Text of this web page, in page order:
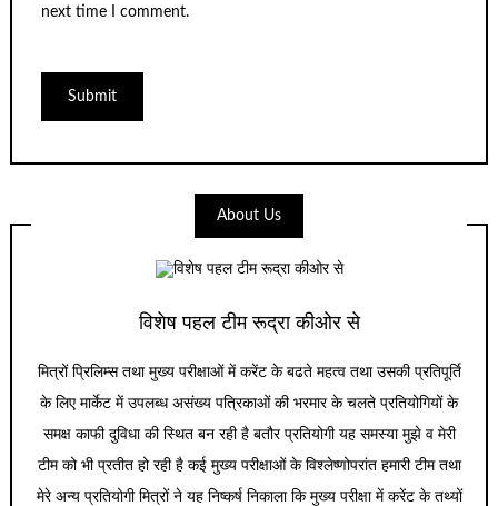
next time I comment.
About Us
विशेष पहल टीम रूद्रा कीओर से
मित्रों प्रिलिम्स तथा मुख्य परीक्षाओं में करेंट के बढते महत्व तथा उसकी प्रतिपूर्ति
के लिए मार्केट में उपलब्ध असंख्य पत्रिकाओं की भरमार के चलते प्रतियोगियों के
समक्ष काफी दुविधा की स्थित बन रही है बतौर प्रतियोगी यह समस्या मुझे व मेरी
टीम को भी प्रतीत हो रही है कई मुख्य परीक्षाओं के विश्लेष्णोपरांत हमारी टीम तथा
मेरे अन्य प्रतियोगी मित्रों ने यह निष्कर्ष निकाला कि मुख्य परीक्षा में करेंट के तथ्यों